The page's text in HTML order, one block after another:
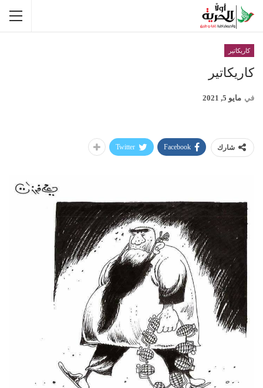
كاريكاتير
كاريكاتير
في مايو 5, 2021
شارك Facebook
Twitter